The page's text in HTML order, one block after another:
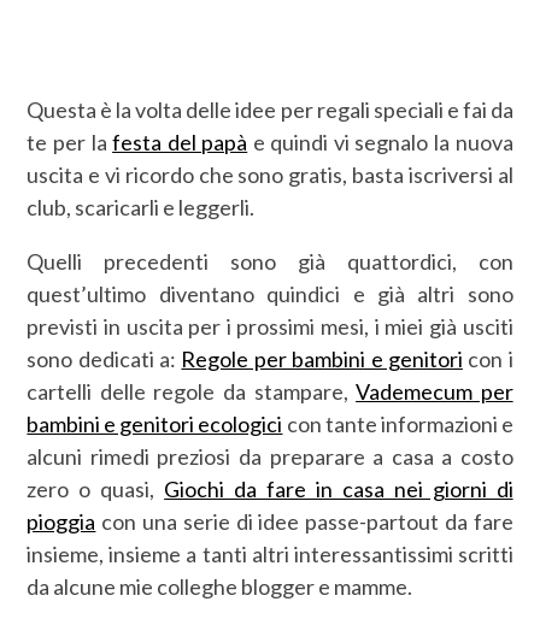
Questa è la volta delle idee per regali speciali e fai da
te per lafesta del papà e quindi vi segnalo la nuova
uscita e vi ricordo che sono gratis, basta iscriversi al
club, scaricarli e leggerli.
Quelli precedenti sono già quattordici, con
quest’ultimo diventano quindici e già altri sono
previsti in uscita per i prossimi mesi, i miei già usciti
sono dedicati a: Regole per bambini e genitori con i
cartelli delle regole da stampare,Vademecum per
bambini e genitori ecologici con tante informazioni e
alcuni rimedi preziosi da preparare a casa a costo
zero o quasi, Giochi da fare in casa nei giorni di
pioggia con una serie di idee passe-partout da fare
insieme, insieme a tanti altri interessantissimi scritti
da alcune mie colleghe blogger e mamme.